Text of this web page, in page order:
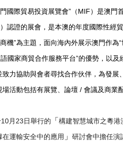
國際貿易投資展覽會”（MIF）是澳門
認證的展會，是本澳的年度國際性經貿
機”為主題，面向海內外展示澳門作為“
國家商貿合作服務平台”的優勢，以及
力協助與會者尋找合作伙伴，為發展
活動包括有展覽、論壇 / 會議及商業
月23日舉行的 「 構建智慧城市之粵港
運輸安全中的應用 」 研討會中擔任演